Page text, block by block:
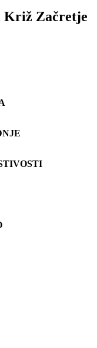
Križ Začretje